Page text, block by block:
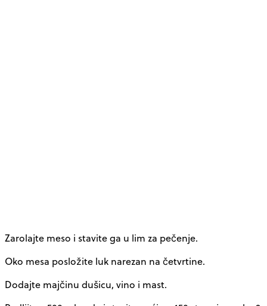
Zarolajte meso i stavite ga u lim za pečenje.
Oko mesa posložite luk narezan na četvrtine.
Dodajte majčinu dušicu, vino i mast.